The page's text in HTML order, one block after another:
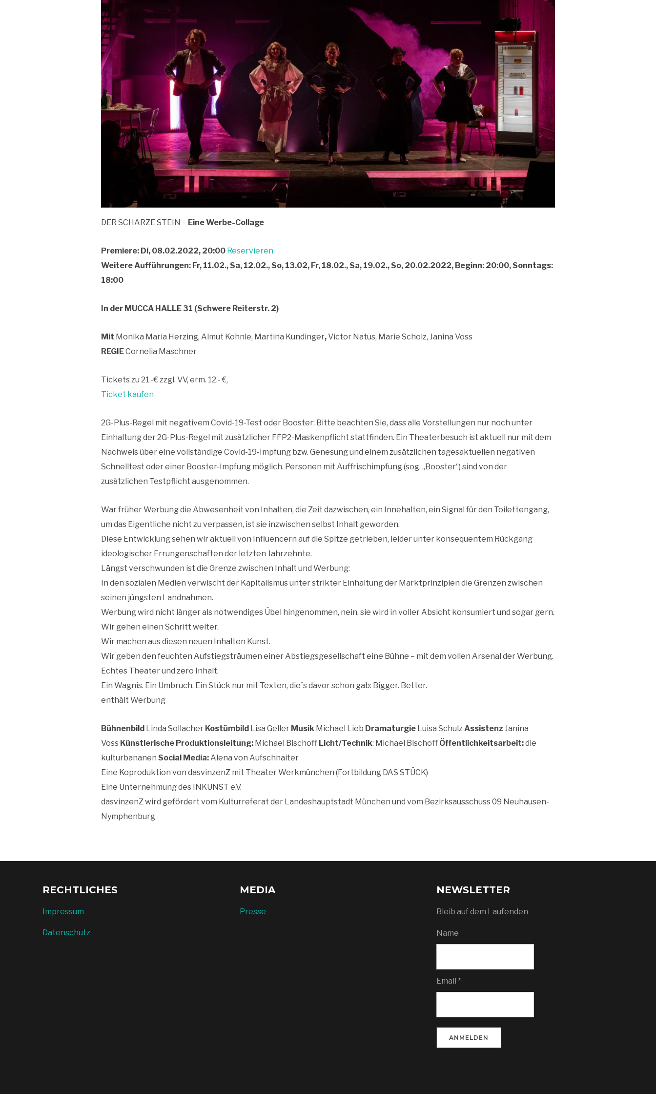
DER SCHARZE STEIN – Eine Werbe-Collage
Premiere: Di, 08.02.2022, 20:00 Reservieren
Weitere Aufführungen: Fr, 11.02., Sa, 12.02., So, 13.02, Fr, 18.02., Sa, 19.02., So, 20.02.2022, Beginn: 20:00, Sonntags:
18:00
In der MUCCA HALLE 31 (Schwere Reiterstr. 2)
Mit Monika Maria Herzing, Almut Kohnle, Martina Kundinger,Victor Natus, Marie Scholz, Janina Voss
REGIECornelia Maschner
Tickets zu 21.-€ zzgl. VV, erm. 12.- €,
Ticket kaufen
2G-Plus-Regel mit negativem Covid-19-Test oder Booster: Bitte beachten Sie, dass alle Vorstellungen nur noch unter
Einhaltung der 2G-Plus-Regel mit zusätzlicher FFP2-Maskenpflicht stattfinden. Ein Theaterbesuch ist aktuell nur mit dem
Nachweis über eine vollständige Covid-19-Impfung bzw. Genesung und einem zusätzlichen tagesaktuellen negativen
Schnelltest oder einer Booster-Impfung möglich. Personen mit Auffrischimpfung (sog. „Booster“) sind von der
zusätzlichen Testpflicht ausgenommen.
War früher Werbung die Abwesenheit von Inhalten, die Zeit dazwischen, ein Innehalten, ein Signal für den Toilettengang,
um das Eigentliche nicht zu verpassen, ist sie inzwischen selbst Inhalt geworden.
Diese Entwicklung sehen wir aktuell von Influencern auf die Spitze getrieben, leider unter konsequentem Rückgang
ideologischer Errungenschaften der letzten Jahrzehnte.
Längst verschwunden ist die Grenze zwischen Inhalt und Werbung:
In den sozialen Medien verwischt der Kapitalismus unter strikter Einhaltung der Marktprinzipien die Grenzen zwischen
seinen jüngsten Landnahmen.
Werbung wird nicht länger als notwendiges Übel hingenommen, nein, sie wird in voller Absicht konsumiert und sogar gern.
Wir gehen einen Schritt weiter.
Wir machen aus diesen neuen Inhalten Kunst.
Wir geben den feuchten Aufstiegsträumen einer Abstiegsgesellschaft eine Bühne – mit dem vollen Arsenal der Werbung.
Echtes Theater und zero Inhalt.
Ein Wagnis. Ein Umbruch. Ein Stück nur mit Texten, die´s davor schon gab: Bigger. Better.
enthält Werbung
Bühnenbild Linda Sollacher Kostümbild Lisa Geller Musik Michael Lieb Dramaturgie Luisa SchulzAssistenz Janina
Voss Künstlerische Produktionsleitung: Michael Bischoff Licht/Technik: Michael Bischoff Öffentlichkeitsarbeit:die
kulturbananen Social Media:Alena von Aufschnaiter
Eine Koproduktion von dasvinzenZ mit Theater Werkmünchen (Fortbildung DAS STÜCK)
Eine Unternehmung des INKUNST e.V.
dasvinzenZ wird gefördert vom Kulturreferat der Landeshauptstadt München und vom Bezirksausschuss 09 Neuhausen-
Nymphenburg
RECHTLICHES
Impressum
Datenschutz
MEDIA
Presse
NEWSLETTER
Bleib auf dem Laufenden
Name
Email *